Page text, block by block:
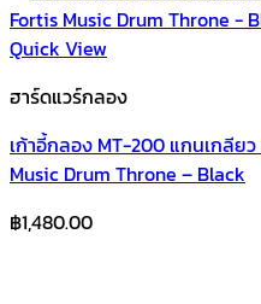
Quick View
ฮาร์ดแวร์กลอง
เก้าอี้กลอง MT-200 แกนเกลีย
Music Drum Throne – Black
฿1,480.00